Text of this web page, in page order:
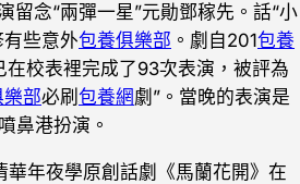
留念“兩彈一星”元勛鄧稼先。話“小
些意外包養俱樂部 。劇自201包養
在校表裡完成了93次表演，被評為
部必刷 包養網劇”。當晚的表演是
鼻港扮演。
華年夜學原創話劇《馬蘭花開》在